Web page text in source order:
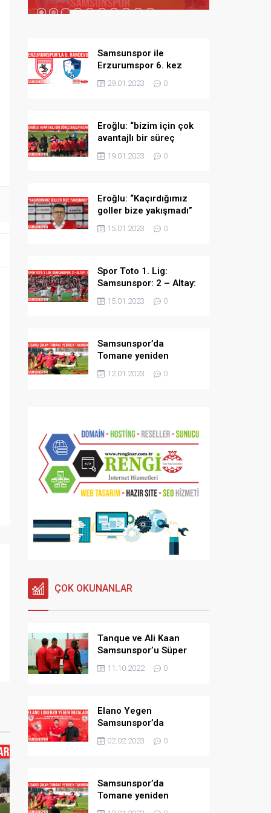
Samsunspor ile
Erzurumspor 6. kez
karşılaşacak
29.01.2023 0
Eroğlu: “bizim için çok
avantajlı bir süreç
başlayacak”
19.01.2023 0
Eroğlu: “Kaçırdığımız
goller bize yakışmadı”
15.01.2023 0
Spor Toto 1. Lig:
Samsunspor: 2 – Altay:
1
15.01.2023 0
Samsunspor’da
Tomane yeniden
takımda
12.01.2023 0
ÇOK OKUNANLAR
Tanque ve Ali Kaan
Samsunspor’u Süper
Lig’e taşımak istiyor
11.10.2022 0
Elano Yegen
Samsunspor’da
02.02.2023 0
Samsunspor’da
Tomane yeniden
takımda